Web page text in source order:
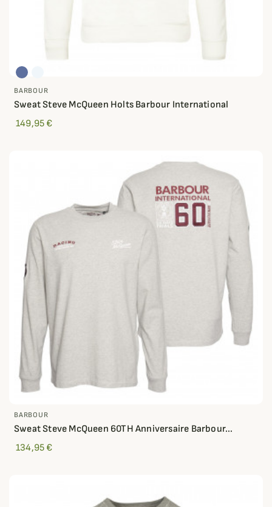
BARBOUR
Sweat Steve McQueen Holts Barbour International
149,95 €
BARBOUR
Sweat Steve McQueen 60TH Anniversaire Barbour...
134,95 €